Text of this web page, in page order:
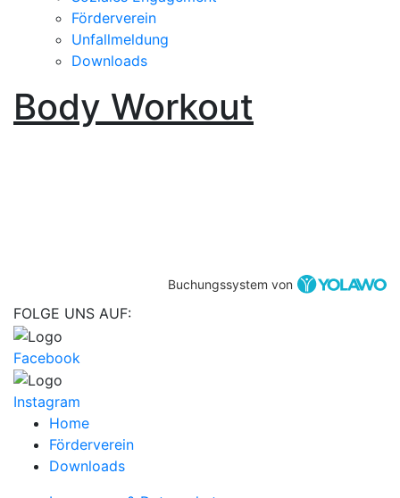
Förderverein
Unfallmeldung
Downloads
Body Workout
Buchungssystem von
FOLGE UNS AUF:
Facebook
Instagram
Home
Förderverein
Downloads